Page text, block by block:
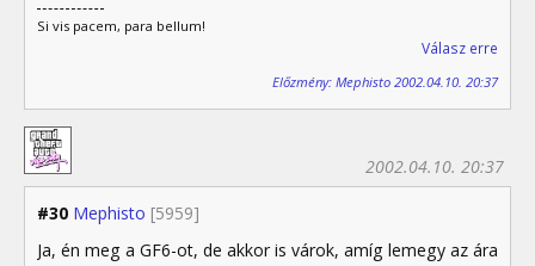
Si vis pacem, para bellum!
Válasz erre
Előzmény: Mephisto 2002.04.10. 20:37
#30 Mephisto [5959]
2002.04.10. 20:37
Ja, én meg a GF6-ot, de akkor is várok, amíg lemegy az ára